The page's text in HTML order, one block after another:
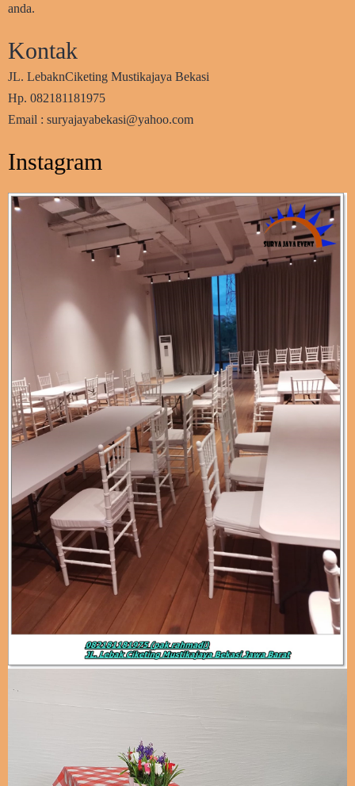
anda.
Kontak
JL. LebaknCiketing Mustikajaya Bekasi
Hp. 082181181975
Email : suryajayabekasi@yahoo.com
Instagram